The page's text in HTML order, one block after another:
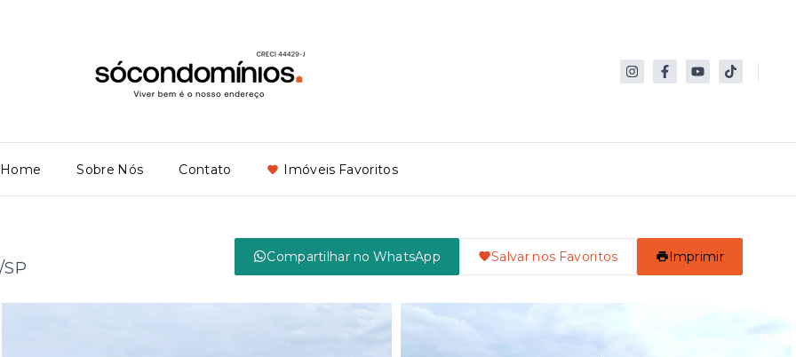
Home Sobre Nós Contato Imóveis Favoritos
Compartilhar no WhatsApp Salvar nos Favoritos Imprimir